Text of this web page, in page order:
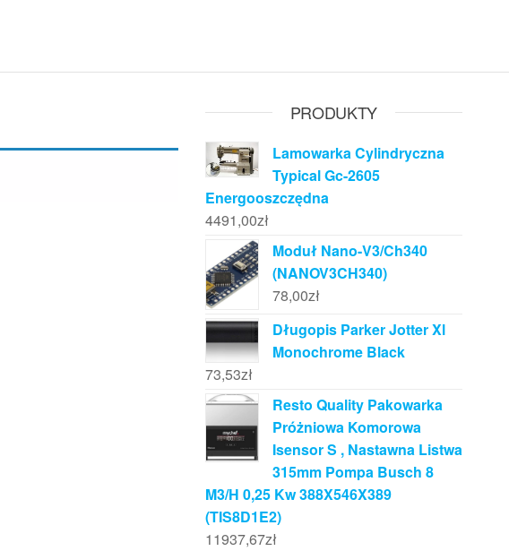
PRODUKTY
Lamowarka Cylindryczna
Typical Gc-2605
Energooszczędna
4491,00zł
Moduł Nano-V3/Ch340
(NANOV3CH340)
78,00zł
Długopis Parker Jotter Xl
Monochrome Black
73,53zł
Resto Quality Pakowarka
Próżniowa Komorowa
Isensor S , Nastawna Listwa
315mm Pompa Busch 8
M3/H 0,25 Kw 388X546X389
(TIS8D1E2)
11937,67zł